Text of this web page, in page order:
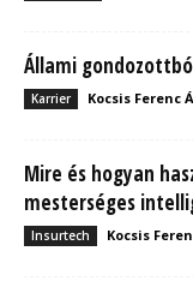
Állami
Karrier Kocsis Ferenc
Mire és hogyan
mesterséges
Insurtech Kocsis